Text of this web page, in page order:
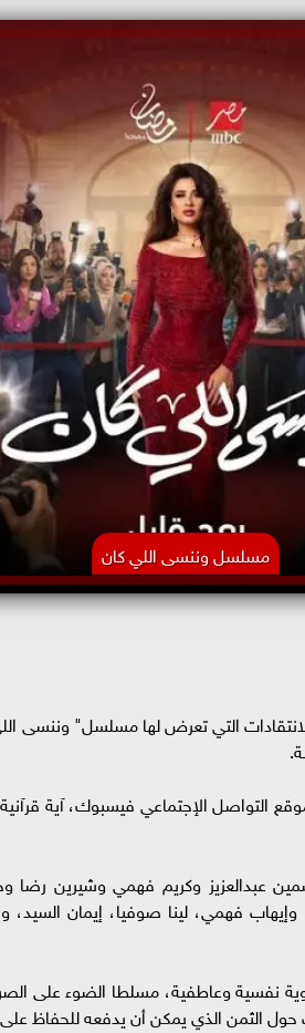
مسلسل وننسى اللي كان
الانتقادات التي تعرض لها مسلسل"
التواصل الإجتماعي فيسبوك، آية
عبدالعزيز وكريم فهمي وشيرين رضا
فهمي، لينا صوفيا، إيمان السيد،
نفسية وعاطفية، مسلطا الضوء على
الثمن الذي يمكن أن يدفعه للحفاظ